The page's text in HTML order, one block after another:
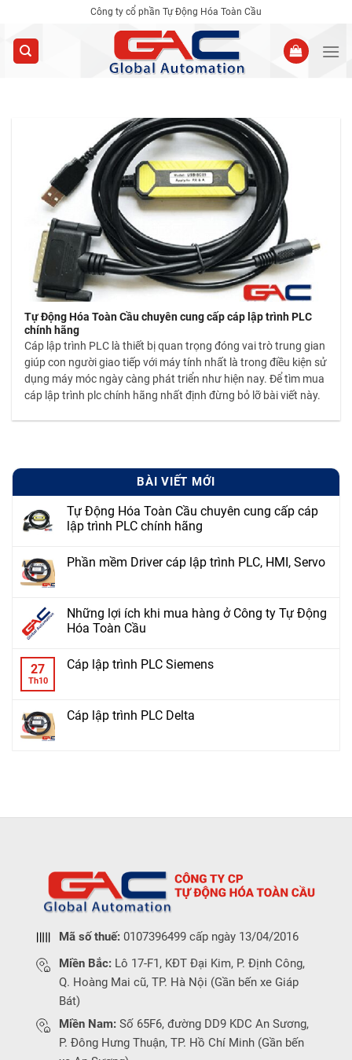
content
Công ty cổ phần Tự Động Hóa Toàn Cầu
BÀI VIẾT MỚI
Tự Động Hóa Toàn Cầu chuyên cung cấp cáp
lập trình PLC chính hãng
Phần mềm Driver cáp lập trình PLC, HMI, Servo
Những lợi ích khi mua hàng ở Công ty Tự Động
Hóa Toàn Cầu
27
Th10
Cáp lập trình PLC Siemens
Cáp lập trình PLC Delta
Tự Động Hóa Toàn Cầu chuyên cung cấp cáp lập trình PLC
chính hãng
Cáp lập trình PLC là thiết bị quan trọng đóng vai trò trung gian
giúp con người giao tiếp với máy tính nhất là trong điều kiện sử
dụng máy móc ngày càng phát triển như hiện nay. Để tìm mua
cáp lập trình plc chính hãng nhất định đừng bỏ lỡ bài viết này.
Mã số thuế: 0107396499 cấp ngày 13/04/2016
Miền Bắc: Lô 17-F1, KĐT Đại Kim, P. Định Công,
Q. Hoàng Mai cũ, TP. Hà Nội (Gần bến xe Giáp
Bát)
Miền Nam: Số 65F6, đường DD9 KDC An Sương,
P. Đông Hưng Thuận, TP. Hồ Chí Minh (Gần bến